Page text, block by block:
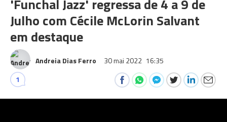
'Funchal Jazz' regressa de 4 a 9 de
Julho com Cécile McLorin Salvant
em destaque
Andreia Dias Ferro 30 mai 2022 16:35
1